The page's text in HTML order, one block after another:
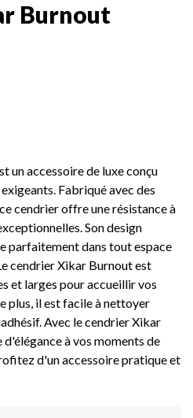
Burnout
un accessoire de luxe conçu
Fabriqué avec des
cendrier offre une résistance à
Son design
parfaitement dans tout espace
cendrier Xikar Burnout est
et larges pour accueillir vos
plus, il est facile à nettoyer
Avec le cendrier Xikar
à vos moments de
d'un accessoire pratique et